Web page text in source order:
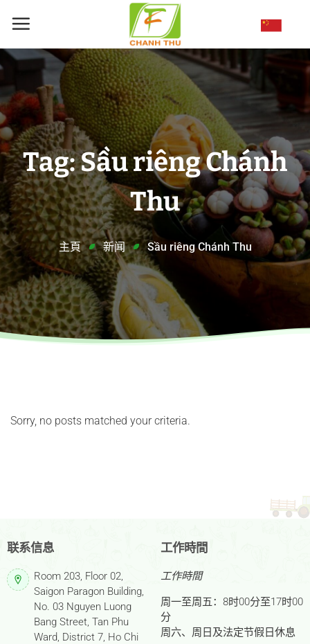
容
Tag: Sầu riêng Chánh
Thu
主頁 新闻 Sầu riêng Chánh Thu
Sorry, no posts matched your criteria.
联系信息
Room 203, Floor 02,
Saigon Paragon Building,
No. 03 Nguyen Luong
Bang Street, Tan Phu
Ward, District 7, Ho Chi
工作時間
工作時間
周一至周五：8时00分至17时00
分
周六、周日及法定节假日休息